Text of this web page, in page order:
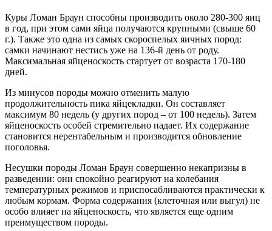
Куры Ломан Браун способны производить около 280-300 яиц
в год, при этом сами яйца получаются крупными (свыше 60
г.). Также это одна из самых скороспелых яичных пород:
самки начинают нестись уже на 136-й день от роду.
Максимальная яйценоскость стартует от возраста 170-180
дней.
Из минусов породы можно отменить малую
продолжительность пика яйцекладки. Он составляет
максимум 80 недель (у других пород – от 100 недель). Затем
яйценоскость особей стремительно падает. Их содержание
становится нерентабельным и производится обновление
поголовья.
Несушки породы Ломан Браун совершенно некапризны в
разведении: они спокойно реагируют на колебания
температурных режимов и приспосабливаются практически к
любым кормам. Форма содержания (клеточная или выгул) не
особо влияет на яйценоскость, что является еще одним
преимуществом породы.